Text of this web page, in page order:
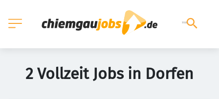
2 Vollzeit Jobs in Dorfen